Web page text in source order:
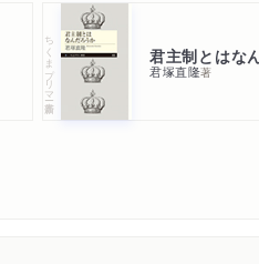
ちくまプリマー新書 君主制とはな
君塚直隆著